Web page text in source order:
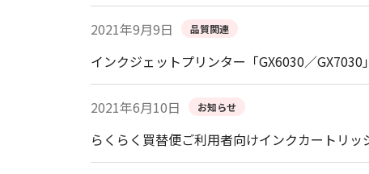
2021年9月9日 品質関連
インクジェットプリンター「GX6030／
2021年6月10日 お知らせ
らくらく買替便ご利用者向けインクカートリ